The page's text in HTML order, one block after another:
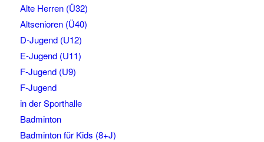
Alte Herren (Ü32)
Altsenioren (Ü40)
D-Jugend (U12)
E-Jugend (U11)
F-Jugend (U9)
F-Jugend
in der Sporthalle
Badminton
Badminton für Kids (8+J)